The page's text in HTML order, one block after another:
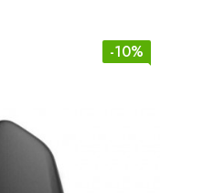
-10%